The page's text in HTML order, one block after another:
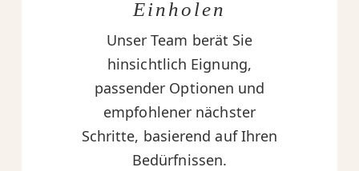
Einholen
Unser Team berät Sie
hinsichtlich Eignung,
passender Optionen und
empfohlener nächster
Schritte, basierend auf Ihren
Bedürfnissen.